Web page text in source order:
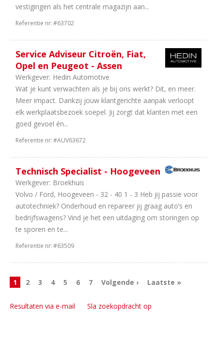
vestigingen als het centrale magazijn aan...
Referentie nr:#63702
Service Adviseur Citroën, Fiat,
Opel en Peugeot - Assen
Werkgever: Hedin Automotive
Wat je kunt verwachten als je bij ons werkt? Dit, en meer.
Meer impact. Dankzij jouw klantgerichte aanpak verloopt
elk werkplaatsbezoek soepel. Jij zorgt dat klanten met een
goed gevoel én...
Referentie nr:#AUV63672
Technisch Specialist - Hoogeveen
Werkgever: Broekhuis
Volvo / Ford, Hoogeveen - 32 - 40 1 - 3 Heb jij passie voor
autotechniek? Onderhoud en repareer jij graag auto’s en
bedrijfswagens? Vind je het een uitdaging om storingen op
te sporen en te...
Referentie nr:#63509
1 2 3 4 5 6 7 Volgende › Laatste »
Resultaten via e-mail Sla zoekopdracht op